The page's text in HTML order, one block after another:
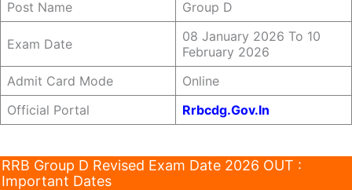
Post Name
Group D
Exam Date
08 January 2026 To 10
February 2026
Admit Card Mode
Online
Official Portal
Rrbcdg.gov.in
RRB Group D Revised Exam Date 2026 OUT :
Important Dates